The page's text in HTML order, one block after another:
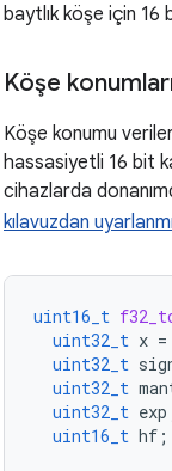
baytlık köşe için 16
Köşe
Köşe konumu
hassasiyetli 16 bit
cihazlarda
kılavuzdan
uint16_t
uint32_t x =
uint32_t
uint32_t
uint32_t exp
uint16_t hf ;